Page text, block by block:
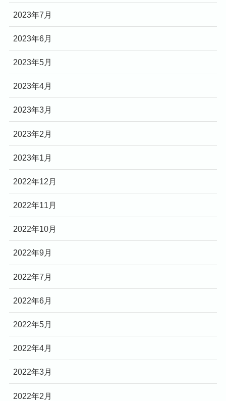
2023年7月
2023年6月
2023年5月
2023年4月
2023年3月
2023年2月
2023年1月
2022年12月
2022年11月
2022年10月
2022年9月
2022年7月
2022年6月
2022年5月
2022年4月
2022年3月
2022年2月